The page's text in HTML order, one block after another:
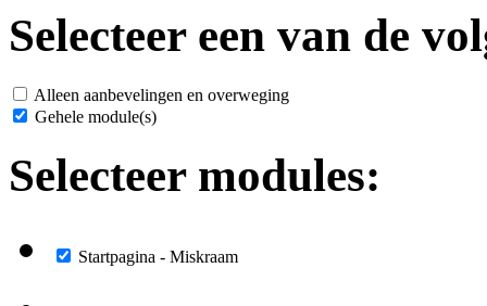
Selecteer een van de
Alleen aanbevelingen en overweging
Gehele module(s)
Selecteer modules:
Startpagina - Miskraam